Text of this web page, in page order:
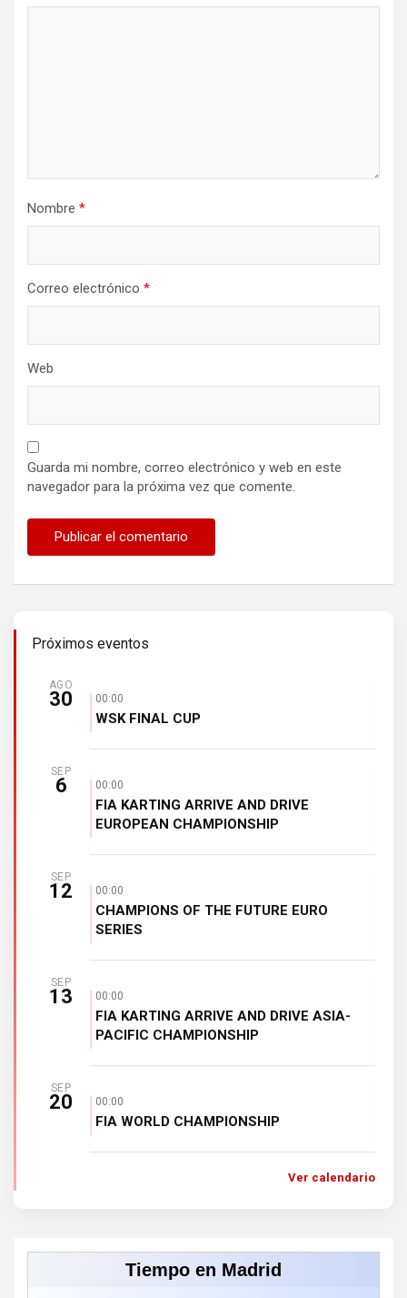
Nombre *
Correo electrónico *
Web
Guarda mi nombre, correo electrónico y web en este
navegador para la próxima vez que comente.
Próximos eventos
AGO
30 00:00
WSK FINAL CUP
SEP
6 00:00
FIA KARTING ARRIVE AND DRIVE
EUROPEAN CHAMPIONSHIP
SEP
12 00:00
CHAMPIONS OF THE FUTURE EURO
SERIES
SEP
13 00:00
FIA KARTING ARRIVE AND DRIVE ASIA-
PACIFIC CHAMPIONSHIP
SEP
20 00:00
FIA WORLD CHAMPIONSHIP
Ver calendario
Tiempo en Madrid